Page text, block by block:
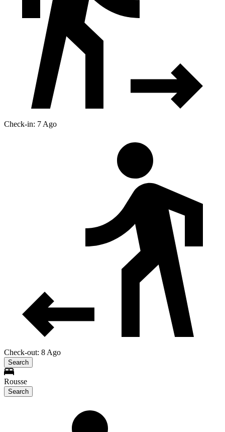
Check-in: 7 Ago
Check-out: 8 Ago
Search
Rousse
Search